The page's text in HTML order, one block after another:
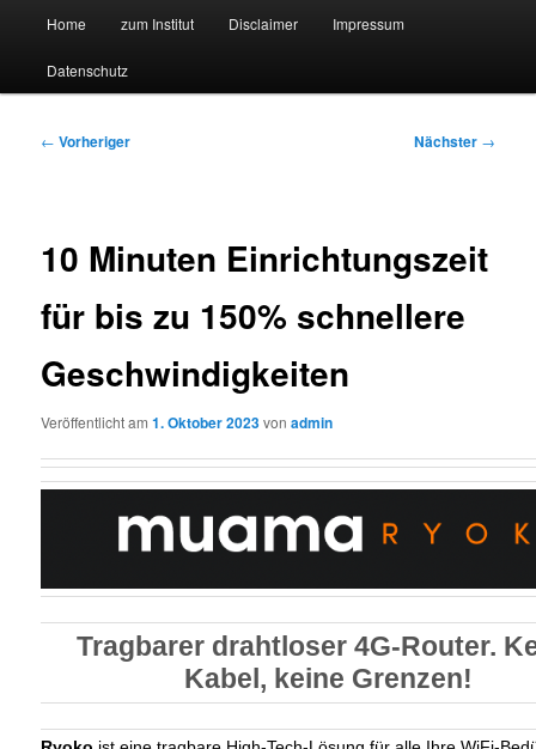
Suchmaschine Forschung und
Technologie
Zum
primären
Zum
sekundären
Home zum Institut Disclaimer Impressum
Datenschutz
Beitragsnavigation
← Vorheriger Nächster →
10 Minuten Einrichtungszeit
für bis zu 150% schnellere
Geschwindigkeiten
Veröffentlicht am1. Oktober 2023vonadmin
Tragbarer drahtloser 4G-Router.
Kabel, keine Grenzen!